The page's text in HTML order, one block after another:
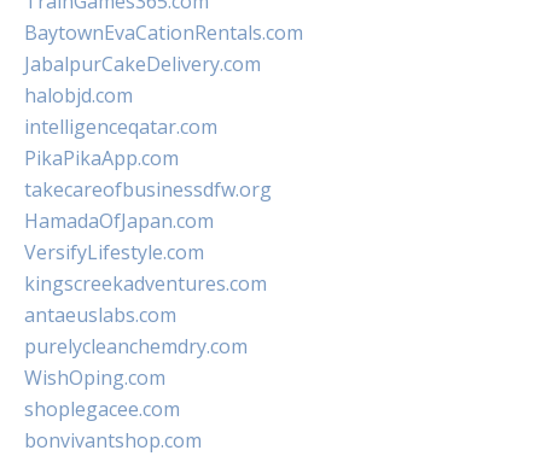
BaytownEvaCationRentals.com
JabalpurCakeDelivery.com
halobjd.com
intelligenceqatar.com
PikaPikaApp.com
takecareofbusinessdfw.org
HamadaOfJapan.com
VersifyLifestyle.com
kingscreekadventures.com
antaeuslabs.com
purelycleanchemdry.com
WishOping.com
shoplegacee.com
bonvivantshop.com